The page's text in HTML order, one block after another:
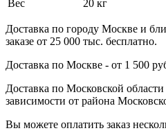
Вес
20 кг
Доставка по городу Москве и
заказе от 25 000 тыс. бесплатно.
Доставка по Москве - от 1 500
Доставка по Московской
зависимости от района
Вы можете оплатить заказ